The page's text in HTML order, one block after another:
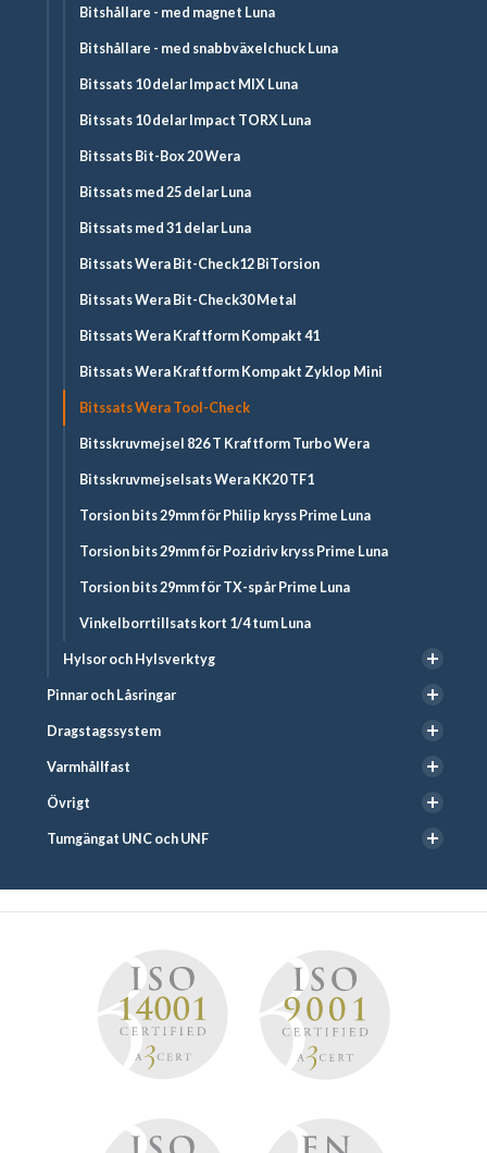
Bitshållare - med magnet Luna
Bitshållare - med snabbväxelchuck Luna
Bitssats 10 delar Impact MIX Luna
Bitssats 10 delar Impact TORX Luna
Bitssats Bit-Box 20 Wera
Bitssats med 25 delar Luna
Bitssats med 31 delar Luna
Bitssats Wera Bit-Check12 BiTorsion
Bitssats Wera Bit-Check30 Metal
Bitssats Wera Kraftform Kompakt 41
Bitssats Wera Kraftform Kompakt Zyklop Mini
Bitssats Wera Tool-Check
Bitsskruvmejsel 826 T Kraftform Turbo Wera
Bitsskruvmejselsats Wera KK20 TF1
Torsion bits 29mm för Philip kryss Prime Luna
Torsion bits 29mm för Pozidriv kryss Prime Luna
Torsion bits 29mm för TX-spår Prime Luna
Vinkelborrtillsats kort 1/4 tum Luna
Hylsor och Hylsverktyg
Pinnar och Låsringar
Dragstagssystem
Varmhållfast
Övrigt
Tumgängat UNC och UNF